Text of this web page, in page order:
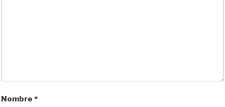
Nombre *